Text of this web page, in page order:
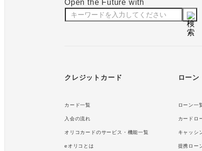
クレジットカード
カード一覧
入会の流れ
オリコカードのサービス・機能一覧
eオリコとは
ローン
ローン一
カードロ
キャッシ
提携ロー